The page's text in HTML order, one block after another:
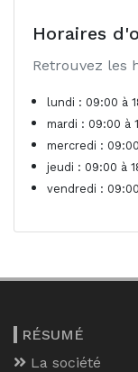
Horaires
Retrouvez les
lundi : 09:00 à
mardi : 09:00 à
mercredi :
jeudi : 09:00 à
vendredi :
RÉSUMÉ
La société